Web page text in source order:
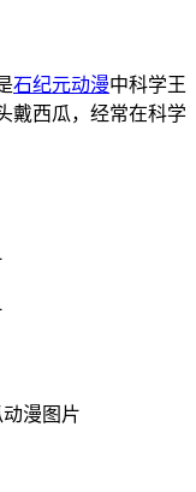
石纪元动漫中科学王
戴西瓜，经常在科学